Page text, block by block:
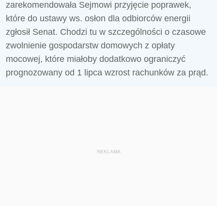
zarekomendowała Sejmowi przyjęcie poprawek,
które do ustawy ws. osłon dla odbiorców energii
zgłosił Senat. Chodzi tu w szczególności o czasowe
zwolnienie gospodarstw domowych z opłaty
mocowej, które miałoby dodatkowo ograniczyć
prognozowany od 1 lipca wzrost rachunków za prąd.
REKLAMA